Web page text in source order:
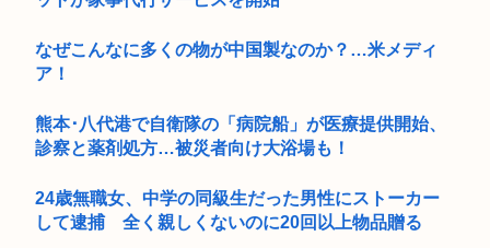
なぜこんなに多くの物が中国製なのか？…米メディ
ア！
熊本･八代港で自衛隊の「病院船」が医療提供開始、
診察と薬剤処方…被災者向け大浴場も！
24歳無職女、中学の同級生だった男性にストーカー
して逮捕 全く親しくないのに20回以上物品贈る